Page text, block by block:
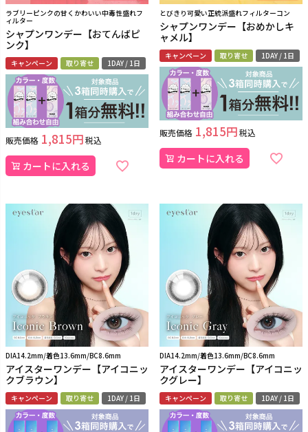
ラブリーピンクの甘くかわいい中毒性盛れフ
ィルター
シャプンワンデー【おてんばピ
ンク】
キャンペーン 取り寄せ 1DAY / 1日
販売価格 1,815 税込
カートに入れる
とびきり可愛い正統派盛れフィルターコン
シャプンワンデー【おめかしキ
ャメル】
キャンペーン 取り寄せ 1DAY / 1日
販売価格 1,815 税込
カートに入れる
DIA14.2mm/着色13.6mm/BC8.6mm
アイスターワンデー【アイコニッ
クブラウン】
キャンペーン 取り寄せ 1DAY / 1日
DIA14.2mm/着色13.6mm/BC8.6mm
アイスターワンデー【アイコニッ
クグレー】
キャンペーン 取り寄せ 1DAY / 1日